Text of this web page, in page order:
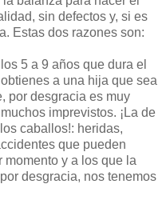
sin defectos y, si es
Estas dos razones son:
5 a 9 años que dura el
a una hija que sea
por desgracia es muy
imprevistos. ¡La de
caballos!: heridas,
que pueden
momento y a los que la
desgracia, nos tenemos